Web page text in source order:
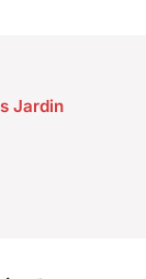
Jardin